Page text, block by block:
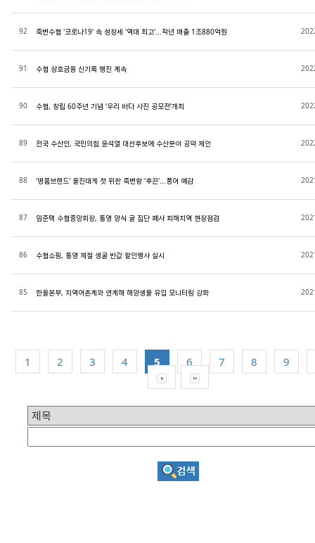
92 죽변수협 '코로나19' 속 성장세 '역대 최고'...작년 매출 1조880억원
91 수협 상호금융 신기록 행진 계속
90 수협, 창립 60주년 기념 ‘우리 바다 사진 공모전’개최
89 전국 수산인, 국민의힘 윤석열 대선후보에 수산분야 공약 제안
88 '명품브랜드' 울진대게 첫 위판 죽변항 '후끈'...풍어 예감
87 임준택 수협중앙회장, 통영 양식 굴 집단 폐사 피해지역 현장점검
86 수협쇼핑, 통영 제철 생굴 반값 할인행사 실시
85 한울본부, 지역어촌계와 연계해 해양생물 유입 모니터링 강화
1 2 3 4 5 6 7 8 9